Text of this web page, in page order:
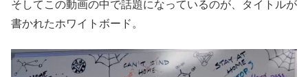
そしてこの動画の中で話題になっているのが、タイトルが
書かれたホワイトボード。